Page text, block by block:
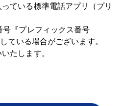
ている標準電話アプリ（プリ
『プレフィックス番号
ている場合がございます。
たします。